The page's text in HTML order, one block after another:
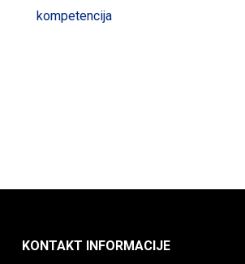
kompetencija
KONTAKT INFORMACIJE